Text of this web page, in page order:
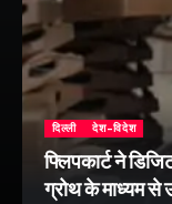
दिल्ली देश-विदेश
फ्लिपकार्ट ने
ग्रोथ के माध्यम से